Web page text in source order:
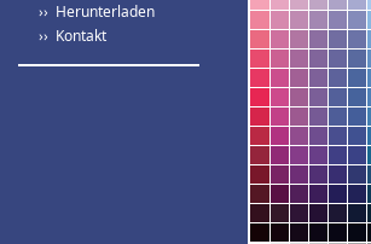
›› Herunterladen
›› Kontakt